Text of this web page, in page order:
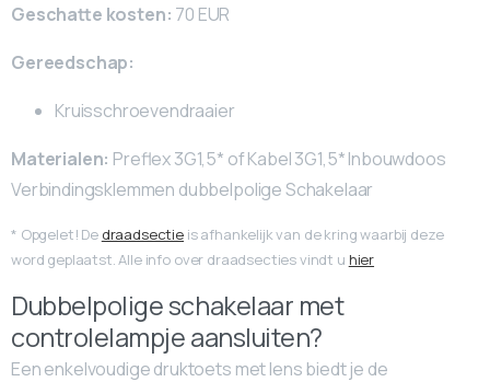
Geschatte kosten: 70 EUR
Gereedschap:
Kruisschroevendraaier
Materialen: Preflex 3G1,5* of Kabel 3G1,5* Inbouwdoos
Verbindingsklemmen dubbelpolige Schakelaar
* Opgelet! De draadsectie is afhankelijk van de kring waarbij deze
word geplaatst. Alle info over draadsecties vindt u hier
Dubbelpolige schakelaar met
controlelampje aansluiten?
Een enkelvoudige druktoets met lens biedt je de